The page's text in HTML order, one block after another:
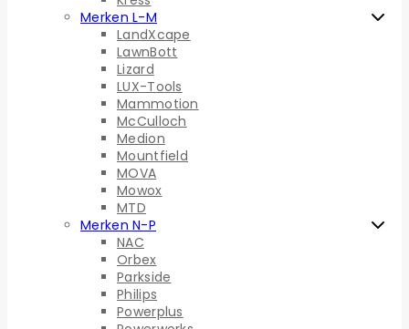
Merken L-M
LandXcape
LawnBott
Lizard
LUX-Tools
Mammotion
McCulloch
Medion
Mountfield
MOVA
Mowox
MTD
Merken N-P
NAC
Orbex
Parkside
Philips
Powerplus